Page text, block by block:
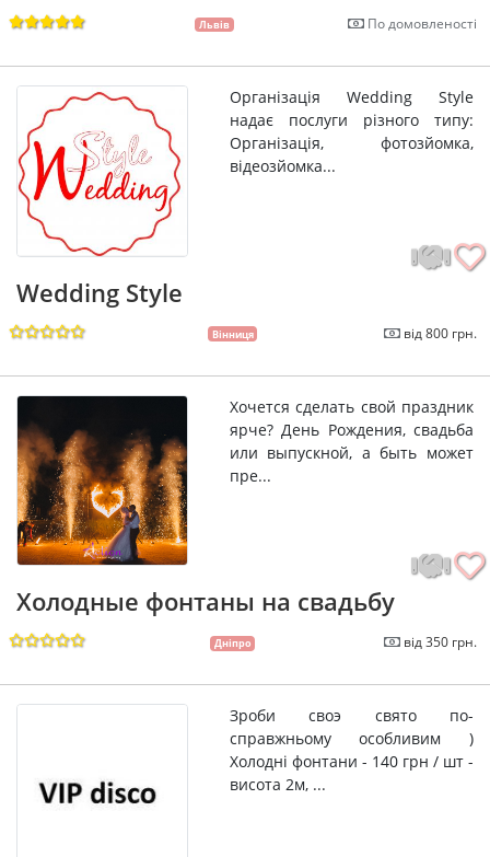
Львів По домовленості
Організація Wedding Style
надає послуги різного типу:
Організація, фотозйомка,
відеозйомка...
Wedding Style
Вінниця від 800 грн.
Хочется сделать свой праздник
ярче? День Рождения, свадьба
или выпускной, а быть может
пре...
Холодные фонтаны на свадьбу
Дніпро від 350 грн.
Зроби своэ свято по-
справжньому особливим )
Холодні фонтани - 140 грн / шт -
висота 2м, ...